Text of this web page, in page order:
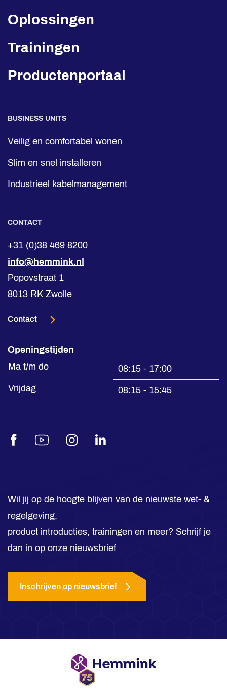
Oplossingen
Trainingen
Productenportaal
BUSINESS UNITS
Veilig en comfortabel wonen
Slim en snel installeren
Industrieel kabelmanagement
CONTACT
+31 (0)38 469 8200
info@hemmink.nl
Popovstraat 1
8013 RK Zwolle
Contact
Openingstijden
Ma t/m do
08:15 - 17:00
Vrijdag
08:15 - 15:45
FacebookYoutubeInstagramLinkedIn
Wil jij op de hoogte blijven van de nieuwste wet- &
regelgeving,
product introducties, trainingen en meer? Schrijf je
dan in op onze nieuwsbrief
Inschrijven op nieuwsbrief